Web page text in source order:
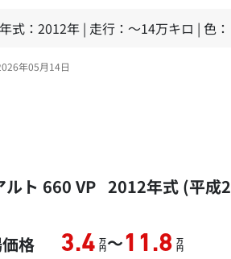
年式：2012年 | 走行：～14万キロ | 色
年05月14日
ルト 660 VP 2012年式 (平成
格 3.4 万
円～11.8 万
円